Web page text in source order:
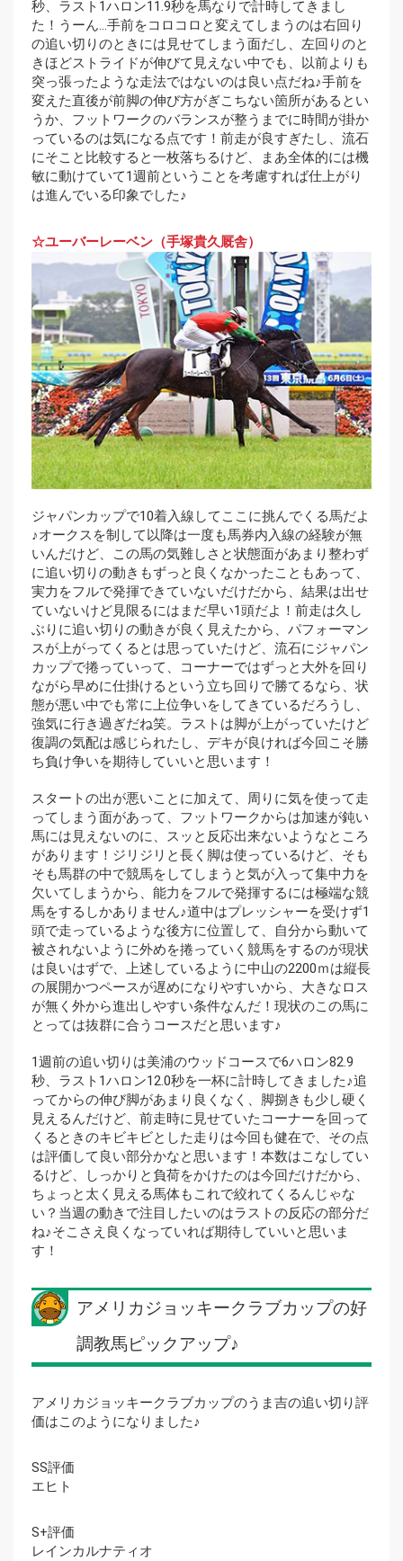
秒、ラスト1ハロン11.9秒を馬なりで計時してきまし
た！うーん…手前をコロコロと変えてしまうのは右回り
の追い切りのときには見せてしまう面だし、左回りのと
きほどストライドが伸びて見えない中でも、以前よりも
突っ張ったような走法ではないのは良い点だね♪手前を
変えた直後が前脚の伸び方がぎこちない箇所があるとい
うか、フットワークのバランスが整うまでに時間が掛か
っているのは気になる点です！前走が良すぎたし、流石
にそこと比較すると一枚落ちるけど、まあ全体的には機
敏に動けていて1週前ということを考慮すれば仕上がり
は進んでいる印象でした♪
☆ユーバーレーベン（手塚貴久厩舎）
ジャパンカップで10着入線してここに挑んでくる馬だよ
♪オークスを制して以降は一度も馬券内入線の経験が無
いんだけど、この馬の気難しさと状態面があまり整わず
に追い切りの動きもずっと良くなかったこともあって、
実力をフルで発揮できていないだけだから、結果は出せ
ていないけど見限るにはまだ早い1頭だよ！前走は久し
ぶりに追い切りの動きが良く見えたから、パフォーマン
スが上がってくるとは思っていたけど、流石にジャパン
カップで捲っていって、コーナーではずっと大外を回り
ながら早めに仕掛けるという立ち回りで勝てるなら、状
態が悪い中でも常に上位争いをしてきているだろうし、
強気に行き過ぎだね笑。ラストは脚が上がっていたけど
復調の気配は感じられたし、デキが良ければ今回こそ勝
ち負け争いを期待していいと思います！
スタートの出が悪いことに加えて、周りに気を使って走
ってしまう面があって、フットワークからは加速が鈍い
馬には見えないのに、スッと反応出来ないようなところ
があります！ジリジリと長く脚は使っているけど、そも
そも馬群の中で競馬をしてしまうと気が入って集中力を
欠いてしまうから、能力をフルで発揮するには極端な競
馬をするしかありません♪道中はプレッシャーを受けず1
頭で走っているような後方に位置して、自分から動いて
被されないように外めを捲っていく競馬をするのが現状
は良いはずで、上述しているように中山の2200ｍは縦長
の展開かつペースが遅めになりやすいから、大きなロス
が無く外から進出しやすい条件なんだ！現状のこの馬に
とっては抜群に合うコースだと思います♪
1週前の追い切りは美浦のウッドコースで6ハロン82.9
秒、ラスト1ハロン12.0秒を一杯に計時してきました♪追
ってからの伸び脚があまり良くなく、脚捌きも少し硬く
見えるんだけど、前走時に見せていたコーナーを回って
くるときのキビキビとした走りは今回も健在で、その点
は評価して良い部分かなと思います！本数はこなしてい
るけど、しっかりと負荷をかけたのは今回だけだから、
ちょっと太く見える馬体もこれで絞れてくるんじゃな
い？当週の動きで注目したいのはラストの反応の部分だ
ね♪そこさえ良くなっていれば期待していいと思いま
す！
アメリカジョッキークラブカップの好
調教馬ピックアップ♪
アメリカジョッキークラブカップのうま吉の追い切り評
価はこのようになりました♪
SS評価
エヒト
S+評価
レインカルナティオ